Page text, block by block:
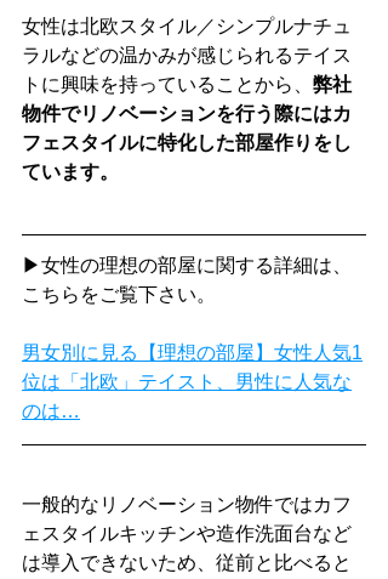
女性は北欧スタイル／シンプルナチュ
ラルなどの温かみが感じられるテイス
トに興味を持っていることから、 弊社
物件でリノベーションを行う際にはカ
フェスタイルに特化した部屋作りをし
ています。
▶女性の理想の部屋に関する詳細は、
こちらをご覧下さい。
男女別に見る【理想の部屋】女性人気1
位は「北欧」テイスト、男性に人気な
のは…
一般的なリノベーション物件ではカフ
ェスタイルキッチンや造作洗面台など
は導入できないため、従前と比べると